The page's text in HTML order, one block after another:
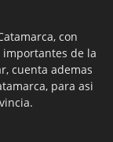
con
de la
cuenta ademas
para asi